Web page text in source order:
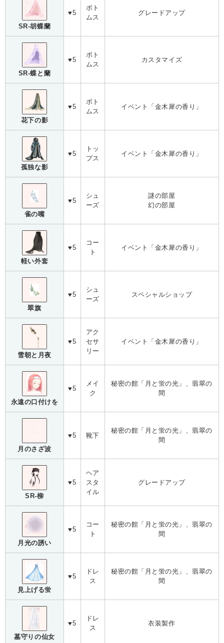
SR-胡蝶蘭
♥5
ボト
ムス
グレードアップ
SR-蝶と蘭
♥5
ボト
ムス
カスタマイズ
花下の影
♥5
ボト
ムス
イベント「金木犀の香り」
孤独な影
♥5
トッ
プス
イベント「金木犀の香り」
雀の嘴
♥5
シュ
ーズ
謎の部屋
幻の部屋
軽い外套
♥5
コー
ト
イベント「金木犀の香り」
翠旗
♥5
シュ
ーズ
スペシャルショップ
雪朝と月夜
♥5
アク
セサ
リー
イベント「金木犀の香り」
永遠の口付けを
♥5
メイ
ク
秘密の館「月と蛍の光」、翡翠の
間
月のさざ波
♥5 靴下
秘密の館「月と蛍の光」、翡翠の
間
SR-柳
♥5
ヘア
スタ
イル
グレードアップ
月光の誘い
♥5
コー
ト
秘密の館「月と蛍の光」、翡翠の
間
見上げる蛍
♥5
ドレ
ス
秘密の館「月と蛍の光」、翡翠の
間
墓守りの仙女
♥5
ドレ
ス
衣装製作